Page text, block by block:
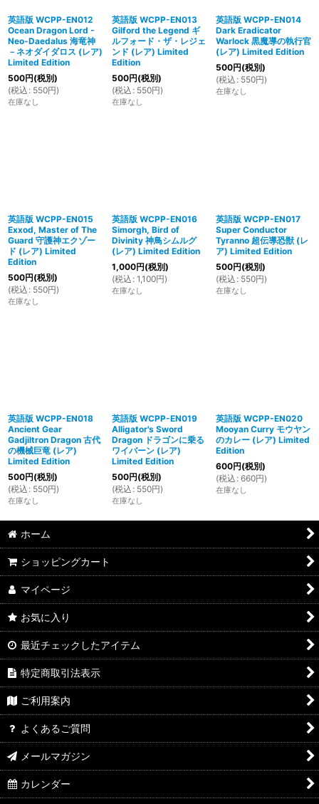
英語版 WCPP-EN012
Ocean Dragon Lord -
Neo-Daedalus 海竜神
－ネオダイダロス (レア)
Limited Edition
500円(税別)
(税込 : 550円)
在庫なし
英語版 WCPP-EN013
Gilford the Legend ギ
ルフォード・ザ・レジェ
ンド (レア) Limited
Edition
500円(税別)
(税込 : 550円)
在庫なし
英語版 WCPP-EN014
Dark Eradicator
Warlock 黒魔導の執行官
(レア) Limited Edition
500円(税別)
(税込 : 550円)
在庫なし
英語版 WCPP-EN015
Exxod, Master of The
Guard 守護神エクゾー
ド (レア) Limited
Edition
500円(税別)
(税込 : 550円)
在庫なし
英語版 WCPP-EN016
Simorgh, Bird of
Divinity 神鳥シムルグ
(レア) Limited Edition
1,000円(税別)
(税込 : 1,100円)
在庫なし
英語版 WCPP-EN017
Super Conductor
Tyranno 超伝導恐獣 (レ
ア) Limited Edition
500円(税別)
(税込 : 550円)
在庫なし
英語版 WCPP-EN018
Ancient Gear
Gadjiltron Dragon 古代
の機械巨竜 (レア)
Limited Edition
500円(税別)
(税込 : 550円)
在庫なし
英語版 WCPP-EN019
Alligator's Sword
Dragon ドラゴンに乗る
ワイバーン (レア)
Limited Edition
500円(税別)
(税込 : 550円)
在庫なし
英語版 WCPP-EN020
Mooyan Curry モウヤン
のカレー (レア) Limited
Edition
600円(税別)
(税込 : 660円)
在庫なし
ホーム
ショッピングカート
マイページ
お気に入り
最近チェックしたアイテム
特定商取引法表示
ご利用案内
よくあるご質問
メールマガジン
カレンダー